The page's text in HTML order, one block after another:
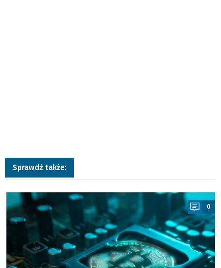
Sprawdź także:
a
0